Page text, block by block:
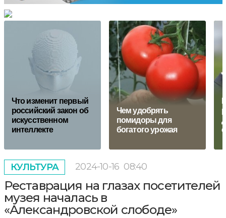
Что изменит первый
российский закон об
искусственном
интеллекте
Чем удобрять
помидоры для
богатого урожая
КУЛЬТУРА 2024-10-16 08:40
Реставрация на глазах посетителей
музея началась в
«Александровской слободе»